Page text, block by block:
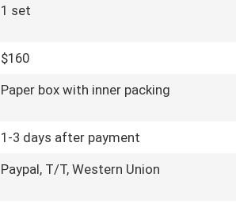
1 set
$160
Paper box with inner packing
1-3 days after payment
Paypal, T/T, Western Union